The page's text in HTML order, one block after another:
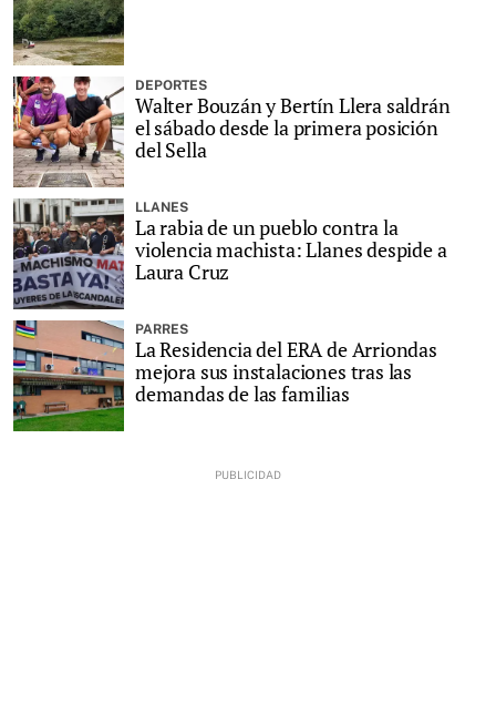
DEPORTES
Walter Bouzán y Bertín Llera saldrán
el sábado desde la primera posición
del Sella
LLANES
La rabia de un pueblo contra la
violencia machista: Llanes despide a
Laura Cruz
PARRES
La Residencia del ERA de Arriondas
mejora sus instalaciones tras las
demandas de las familias